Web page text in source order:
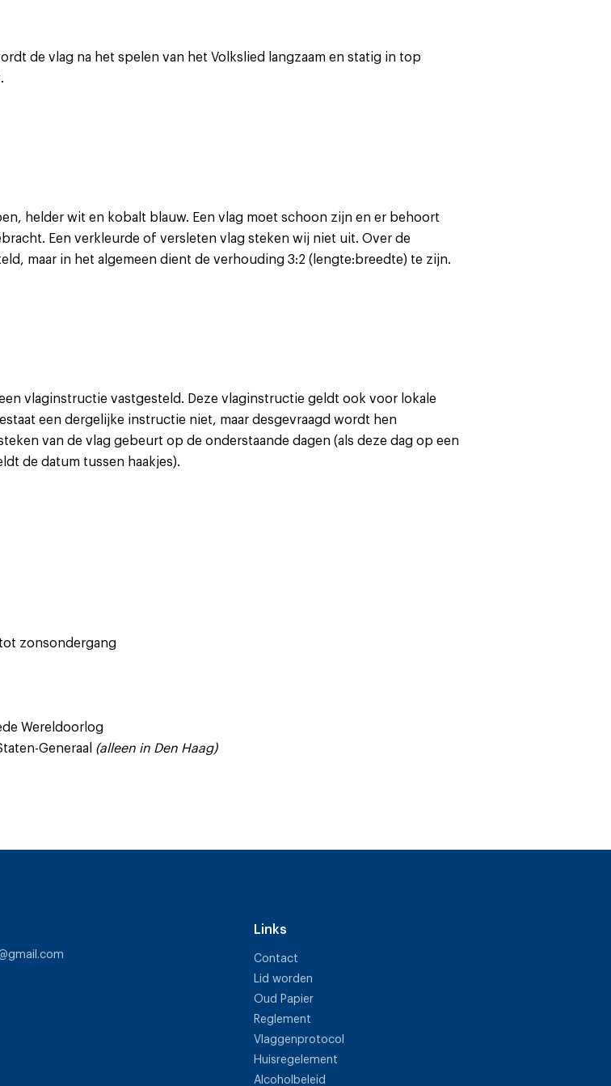
de vlag na het spelen van het Volkslied langzaam en statig in top
helder wit en kobalt blauw. Een vlag moet schoon zijn en er behoort
Een verkleurde of versleten vlag steken wij niet uit. Over de
maar in het algemeen dient de verhouding 3:2 (lengte:breedte) te zijn.
vlaginstructie vastgesteld. Deze vlaginstructie geldt ook voor lokale
een dergelijke instructie niet, maar desgevraagd wordt hen
van de vlag gebeurt op de onderstaande dagen (als deze dag op een
de datum tussen haakjes).
zonsondergang
Wereldoorlog
Generaal (alleen in Den Haag)
Links
Contact
Lid worden
Oud Papier
Reglement
Vlaggenprotocol
Huisregelement
Alcoholbeleid